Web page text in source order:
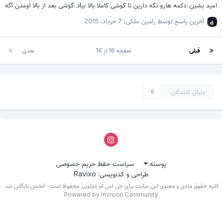
امید بشین..دکمه هارو نگه دارین تا گوشی کاملا بالا بیاد..گوشی بعد از بالا اومدن اگه
شد..دگمه هارو ول کرده و مجددن فشار بدین..و بعد منوی ریکاوری ظاهر
آخرین پاسخ توسطرامین ملکی, 7 خرداد، 2015
قبلی بعدی صفحه 16 از 16
دنبال کنندگان 0
پوسته
سیاست حفظ حریم خصوصی
طراحی و کدنویسی: Ravixo
کلیه حقوق مادی و معنوی این سایت برای جی اس ام دولوپرز محفوظ است- انجمن بایگانی شد.
Powered by Invision Community